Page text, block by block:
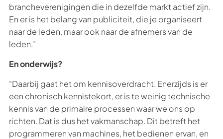
brancheverenigingen die in dezelfde markt actief zijn.
En er is het belang van publiciteit, die je organiseert
naar de leden, maar ook naar de afnemers van de
leden.”
En onderwijs?
“Daarbij gaat het om kennisoverdracht. Enerzijds is er
een chronisch kennistekort, er is te weinig technische
kennis van de primaire processen waar we ons op
richten. Dat is dus het vakmanschap. Dit betreft het
programmeren van machines, het bedienen ervan, en